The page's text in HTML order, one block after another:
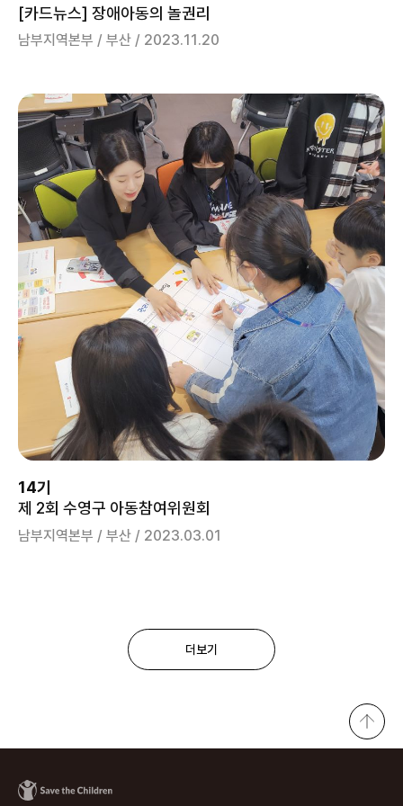
[카드뉴스] 장애아동의 놀권리
남부지역본부 / 부산 / 2023.11.20
14기
제 2회 수영구 아동참여위원회
남부지역본부 / 부산 / 2023.03.01
더보기